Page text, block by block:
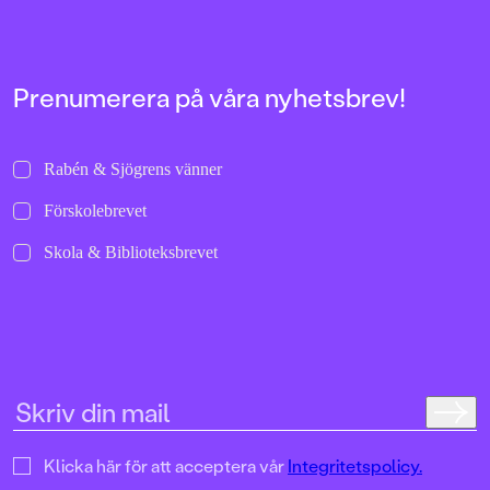
Prenumerera på våra nyhetsbrev!
Rabén & Sjögrens vänner
Förskolebrevet
Skola & Biblioteksbrevet
Klicka här för att acceptera vårIntegritetspolicy.